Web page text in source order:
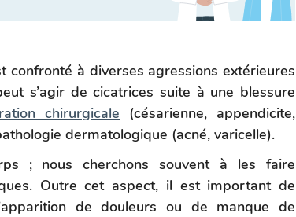
à diverses agressions extérieures
s’agir de cicatrices suite à une blessure
chirurgicale (césarienne, appendicite,
dermatologique (acné, varicelle).
; nous cherchons souvent à les faire
Outre cet aspect, il est important de
de douleurs ou de manque de